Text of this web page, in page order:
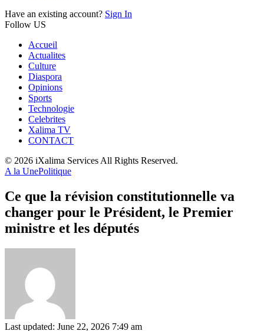
Have an existing account? Sign In
Follow US
Accueil
Actualites
Culture
Diaspora
Opinions
Sports
Technologie
Celebrites
Xalima TV
CONTACT
© 2026 iXalima Services All Rights Reserved.
A la UnePolitique
Ce que la révision constitutionnelle va
changer pour le Président, le Premier
ministre et les députés
Last updated: June 22, 2026 7:49 am